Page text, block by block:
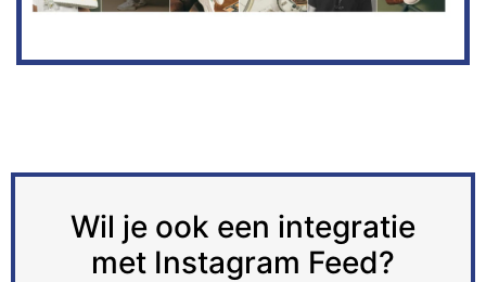
Wil je ook een integratie
met Instagram Feed?